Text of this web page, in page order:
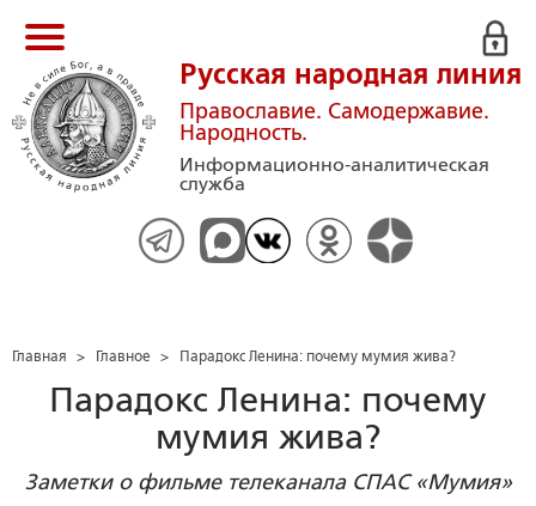
Русская народная линия
Православие. Самодержавие.
Народность.
Информационно-аналитическая
служба
Главная > Главное > Парадокс Ленина: почему мумия жива?
Парадокс Ленина: почему
мумия жива?
Заметки о фильме телеканала СПАС «Мумия»